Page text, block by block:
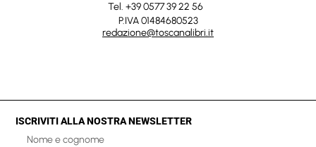
Tel. +39 0577 39 22 56
P.IVA 01484680523
redazione@toscanalibri.it
ISCRIVITI ALLA NOSTRA NEWSLETTER